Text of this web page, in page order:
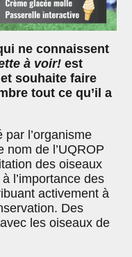
ne connaissent
à voir! est
souhaite faire
tout ce qu’il a
l’organisme
nom de l’UQROP
des oiseaux
l’importance des
activement à
Des
les oiseaux de